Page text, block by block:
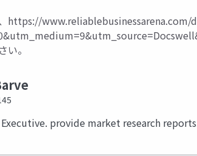
https://www.reliablebusinessarena.com/
い。
provide market research